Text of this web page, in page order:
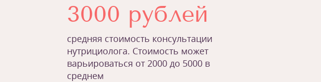
3000 рублей
средняя стоимость консультации
нутрициолога. Стоимость может
варьироваться от 2000 до 5000 в
среднем